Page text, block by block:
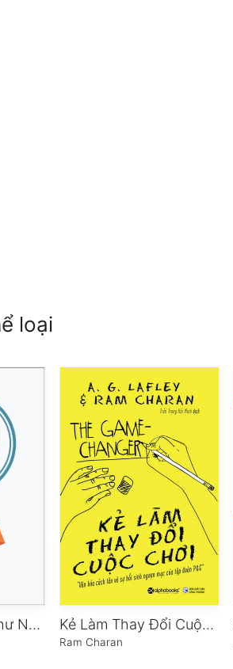
loại
Đừng Hành Xử Như Người Bán, Hãy Suy Nghĩ Tựa Người Mua Kẻ Làm Thay Đổi Cuộc Chơi
Ram Charan